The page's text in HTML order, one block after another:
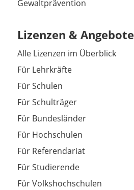
Gewaltprävention
Lizenzen & Angebote
Alle Lizenzen im Überblick
Für Lehrkräfte
Für Schulen
Für Schulträger
Für Bundesländer
Für Hochschulen
Für Referendariat
Für Studierende
Für Volkshochschulen